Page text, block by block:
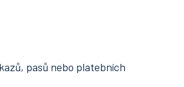
pasů nebo platebních